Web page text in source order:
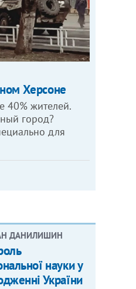
Херсоне
40% жителей.
город?
для
ДАНИЛИШИН
науки у
України